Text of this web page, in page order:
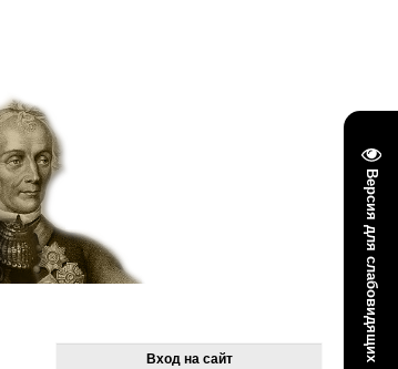
Версия для слабовидящих
Вход на сайт